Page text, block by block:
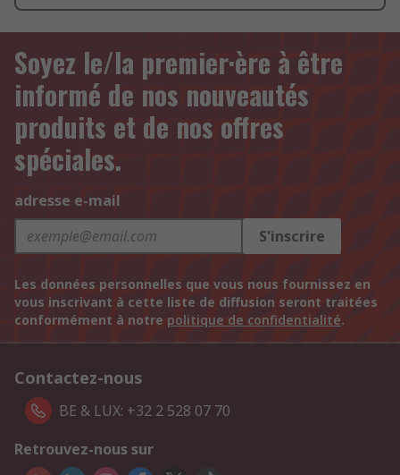
Soyez le/la premier·ère à être
informé de nos nouveautés
produits et de nos offres
spéciales.
adresse e-mail
S'inscrire
Les données personnelles que vous nous fournissez en
vous inscrivant à cette liste de diffusion seront traitées
conformément à notre politique de confidentialité.
Contactez-nous
BE & LUX: +32 2 528 07 70
Retrouvez-nous sur